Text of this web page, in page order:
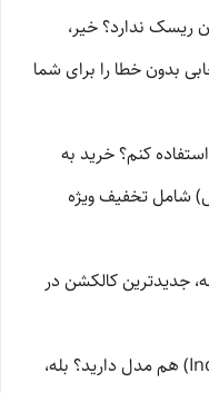
ریسک ندارد؟ خیر،
بدون خطا را برای شما
کنم؟ خرید به
شامل تخفیف ویژه
بله، جدیدترین کالکشن در
آیا برای سبک‌های صنعتی (Industrial) هم مدل دارید؟ بله،